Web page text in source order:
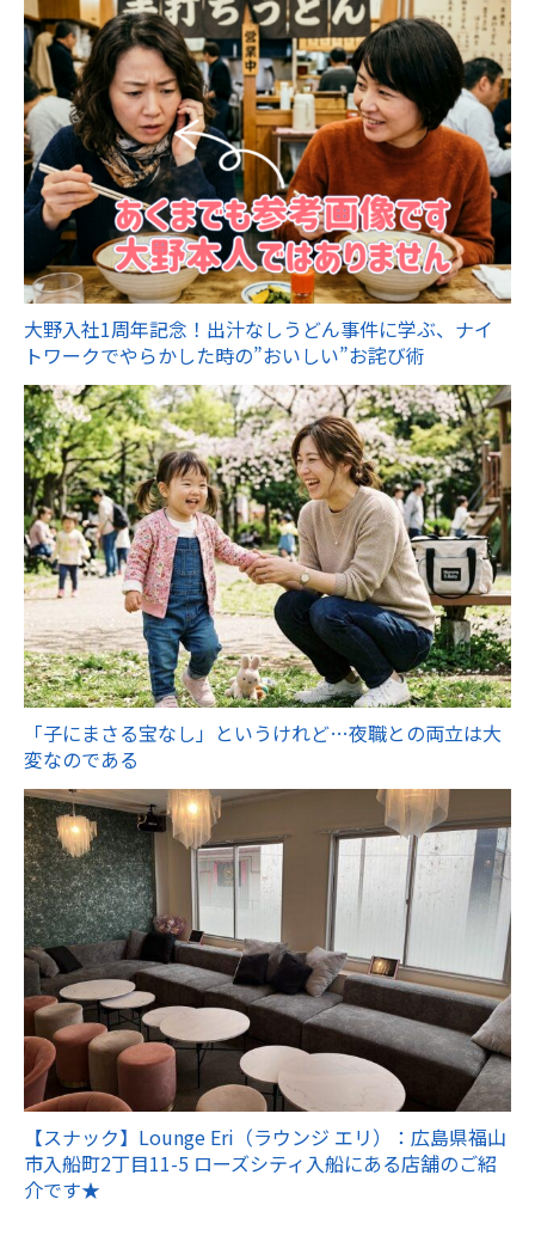
大野入社1周年記念！出汁なしうどん事件に学ぶ、ナイ
トワークでやらかした時の”おいしい”お詫び術
「子にまさる宝なし」というけれど…夜職との両立は大
変なのである
【スナック】Lounge Eri（ラウンジ エリ）：広島県福山
市入船町2丁目11-5 ローズシティ入船にある店舗のご紹
介です★